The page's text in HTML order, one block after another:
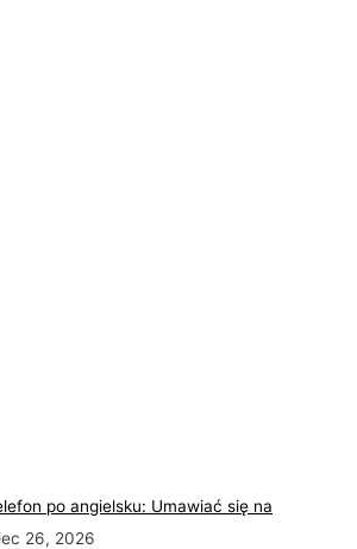
po angielsku: Umawiać się na
26, 2026